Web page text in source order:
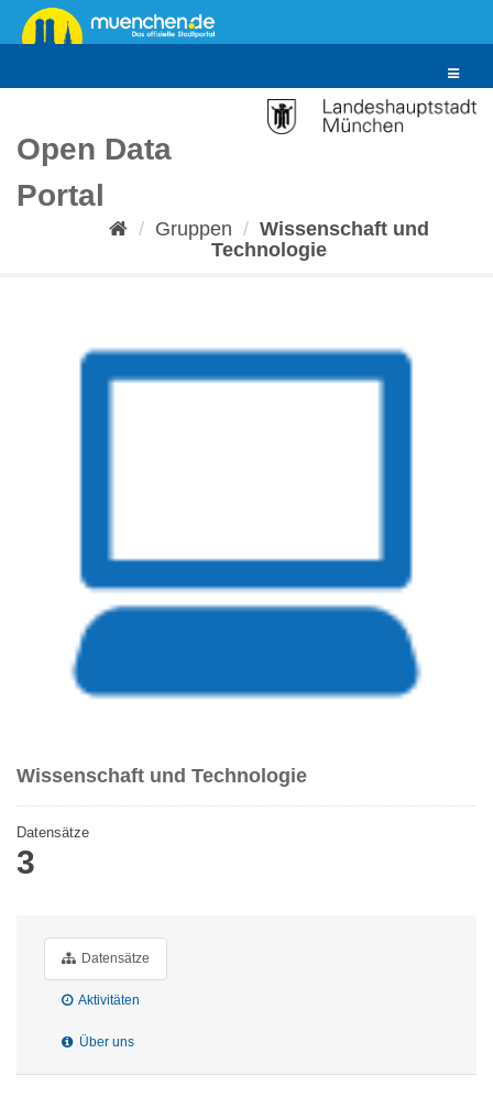
Überspringen
zum
Toggle
Open Data
Portal
Gruppen
Wissenschaft und
Technologie
Wissenschaft und Technologie
Datensätze
3
Datensätze
Aktivitäten
Über uns